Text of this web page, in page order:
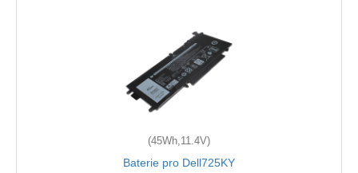
(45Wh,11.4V)
Baterie pro Dell725KY